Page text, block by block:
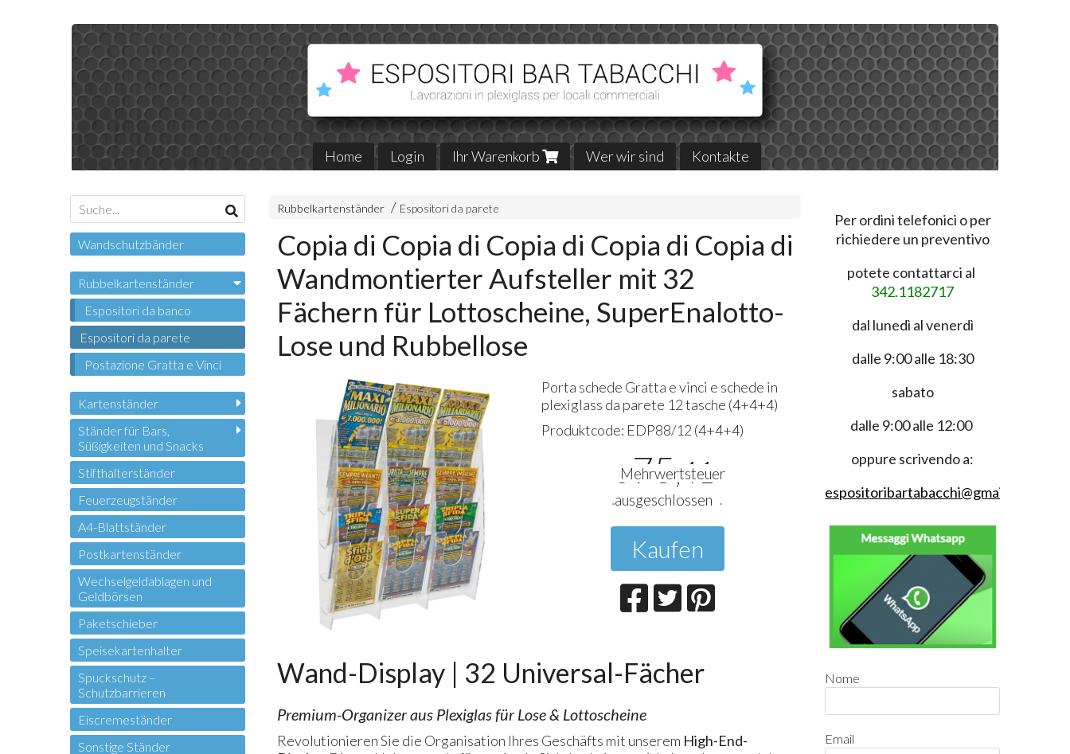
Home Login Ihr Warenkorb Wer wir sind Kontakte
Rubbelkartenständer Espositori da parete
Copia di Copia di Copia di Copia di Copia di
Wandmontierter Aufsteller mit 32
Fächern für Lottoscheine, SuperEnalotto-
Lose und Rubbellose
Porta schede Gratta e vinci e schede in
plexiglass da parete 12 tasche (4+4+4)
Produktcode: EDP88/12 (4+4+4)
€75,41
Mehrwertsteuer
ausgeschlossen
Kaufen
Wand-Display | 32 Universal-Fächer
Premium-Organizer aus Plexiglas für Lose & Lottoscheine
Revolutionieren Sie die Organisation Ihres Geschäfts mit unserem High-End-
Wandschutzbänder
Rubbelkartenständer
Espositori da banco
Espositori da parete
Postazione Gratta e Vinci
Kartenständer
Ständer für Bars,
Süßigkeiten und Snacks
Stifthalterständer
Feuerzeugständer
A4-Blattständer
Postkartenständer
Wechselgeldablagen und
Geldbörsen
Paketschieber
Speisekartenhalter
Spuckschutz –
Schutzbarrieren
Eiscremeständer
Sonstige Ständer
Per ordini telefonici o per
richiedere un preventivo
potete contattarci al
342.1182717
dal lunedì al venerdì
dalle 9:00 alle 18:30
sabato
dalle 9:00 alle 12:00
oppure scrivendo a:
espositoribartabacchi@gmail.com
Nome
Email